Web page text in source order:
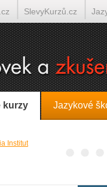
kurzy Jazykové
SlevyKurzů.cz
Tlumočení-